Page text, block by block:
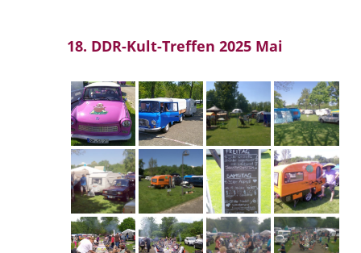
18. DDR-Kult-Treffen 2025 Mai